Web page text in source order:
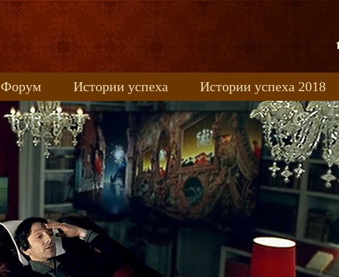
Форум Истории успеха
Истории успеха 2018
Книжные новинки
uspeh_2017